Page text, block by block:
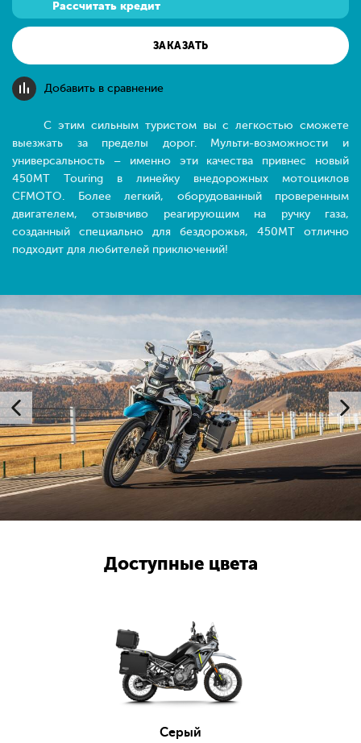
Рассчитать кредит
ЗАКАЗАТЬ
Добавить в сравнение
С этим сильным туристом вы с легкостью сможете
выезжать за пределы дорог. Мульти-возможности и
универсальность – именно эти качества привнес новый
450MT Touring в линейку внедорожных мотоциклов
CFMOTO. Более легкий, оборудованный проверенным
двигателем, отзывчиво реагирующим на ручку газа,
созданный специально для бездорожья, 450MT отлично
подходит для любителей приключений!
Доступные цвета
Серый